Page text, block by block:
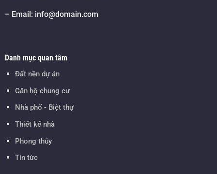
– Email: info@domain.com
Danh mục quan tâm
Đất nền dự án
Căn hộ chung cư
Nhà phố - Biệt thự
Thiết kế nhà
Phong thủy
Tin tức